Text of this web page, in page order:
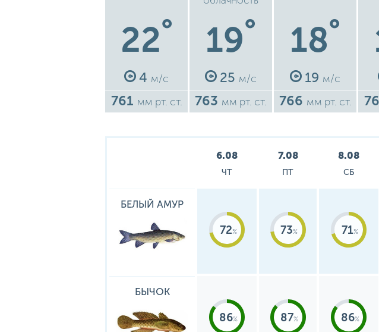
22°
4 м/с
761 мм рт. ст.
19°
25 м/с
763 мм рт. ст.
18°
19 м/с
766 мм рт. ст.
6.08
ЧТ
7.08
ПТ
8.08
СБ
БЕЛЫЙ АМУР
72 73 71
БЫЧОК
86 87 86